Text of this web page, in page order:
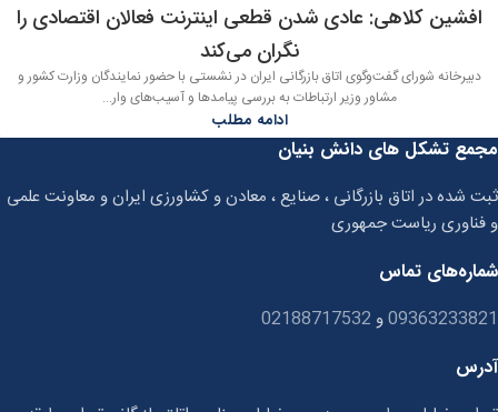
افشین کلاهی: عادی شدن قطعی اینترنت فعالان اقتصادی را
نگران می‌کند
دبیرخانه شورای گفت‌وگوی اتاق بازرگانی ایران در نشستی با حضور نمایندگان وزارت کشور و
مشاور وزیر ارتباطات به بررسی پیامدها و آسیب‌های وار...
ادامه مطلب
مجمع تشکل های دانش بنیان
ثبت شده در اتاق بازرگانی ، صنایع ، معادن و کشاورزی ایران و معاونت علمی
و فناوری ریاست جمهوری
شماره‌های تماس
09363233821و 02188717532
آدرس